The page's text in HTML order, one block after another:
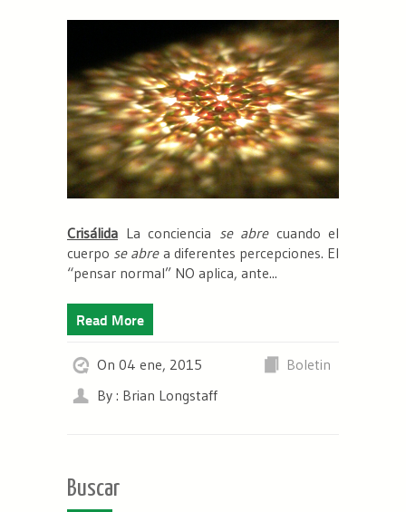
Crisálida La conciencia se abrecuando el
cuerpo se abrea diferentes percepciones. El
“pensar normal” NO aplica, ante...
Read More
On 04 ene, 2015
Boletin
By : Brian Longstaff
Buscar